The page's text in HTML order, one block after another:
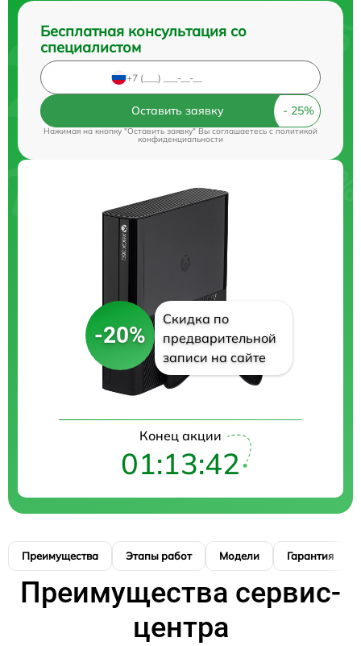
Бесплатная консультация со
специалистом
Оставить заявку
Нажимая на кнопку "Оставить заявку" Вы соглашаетесь c политикой
конфиденциальности
-20%
Скидка по
предварительной
записи на сайте
Конец акции
01:13:40
Преимущества Этапы работ Модели Гарантия
Преимущества сервис-
центра